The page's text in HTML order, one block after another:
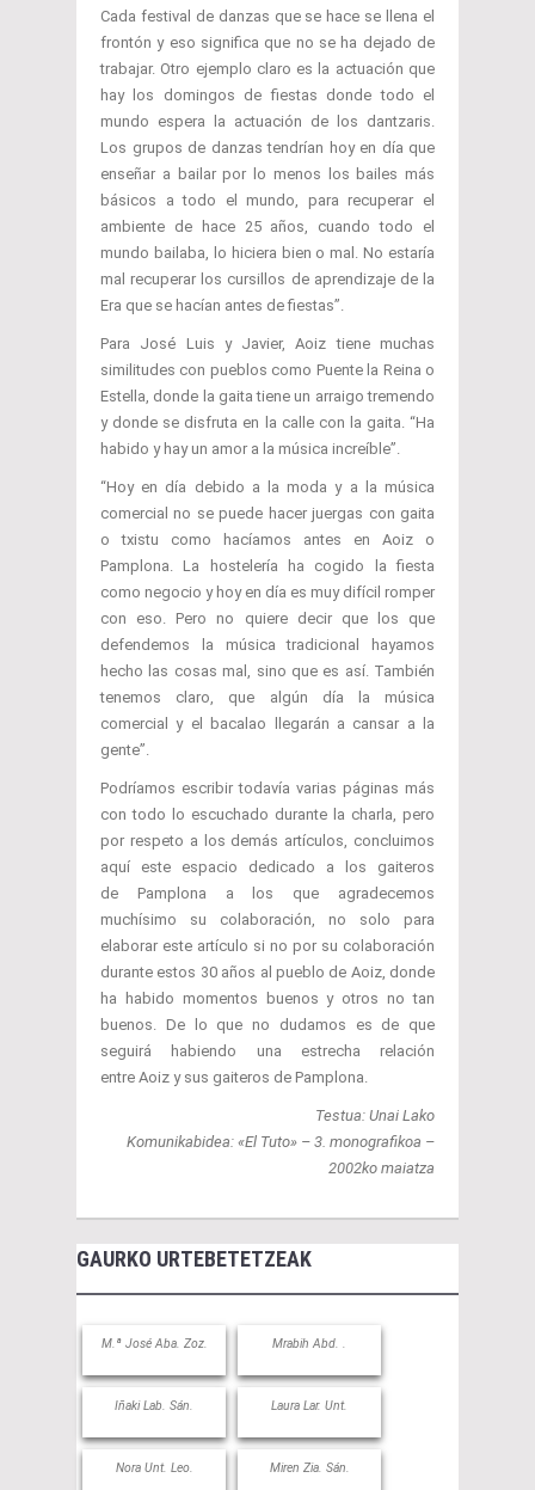
Cada festival de danzas que se hace se llena el
frontón y eso significa que no se ha dejado de
trabajar. Otro ejemplo claro es la actuación que
hay los domingos de fiestas donde todo el
mundo espera la actuación de los dantzaris.
Los grupos de danzas tendrían hoy en día que
enseñar a bailar por lo menos los bailes más
básicos a todo el mundo, para recuperar el
ambiente de hace 25 años, cuando todo el
mundo bailaba, lo hiciera bien o mal. No estaría
mal recuperar los cursillos de aprendizaje de la
Era que se hacían antes de fiestas”.
Para José Luis y Javier, Aoiz tiene muchas
similitudes con pueblos como Puente la Reina o
Estella, donde la gaita tiene un arraigo tremendo
y donde se disfruta en la calle con la gaita. “Ha
habido y hay un amor a la música increíble”.
“Hoy en día debido a la moda y a la música
comercial no se puede hacer juergas con gaita
o txistu como hacíamos antes en Aoiz o
Pamplona. La hostelería ha cogido la fiesta
como negocio y hoy en día es muy difícil romper
con eso. Pero no quiere decir que los que
defendemos la música tradicional hayamos
hecho las cosas mal, sino que es así. También
tenemos claro, que algún día la música
comercial y el bacalao llegarán a cansar a la
gente”.
Podríamos escribir todavía varias páginas más
con todo lo escuchado durante la charla, pero
por respeto a los demás artículos, concluimos
aquí este espacio dedicado a los gaiteros
de Pamplona a los que agradecemos
muchísimo su colaboración, no solo para
elaborar este artículo si no por su colaboración
durante estos 30 años al pueblo de Aoiz, donde
ha habido momentos buenos y otros no tan
buenos. De lo que no dudamos es de que
seguirá habiendo una estrecha relación
entre Aoiz y sus gaiteros de Pamplona.
Testua: Unai Lako
Komunikabidea: «El Tuto» – 3. monografikoa –
2002ko maiatza
GAURKO URTEBETETZEAK
M.ª José Aba. Zoz. Mrabih Abd. .
Iñaki Lab. Sán. Laura Lar. Unt.
Nora Unt. Leo. Miren Zia. Sán.